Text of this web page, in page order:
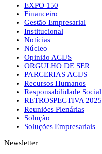
EXPO 150
Financeiro
Gestão Empresarial
Institucional
Notícias
Núcleo
Opinião ACIJS
ORGULHO DE SER
PARCERIAS ACIJS
Recursos Humanos
Responsabilidade Social
RETROSPECTIVA 2025
Reuniões Plenárias
Solução
Soluções Empresariais
Newsletter